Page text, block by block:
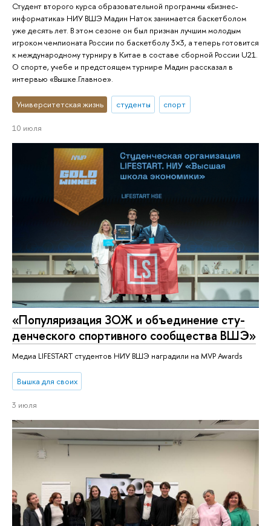
Студент второго курса образовательной программы «Бизнес-
информатика» НИУ ВШЭ Мадин Наток занимается баскетболом
уже десять лет. В этом сезоне он был признан лучшим молодым
игроком чемпионата России по баскетболу 3×3, а теперь готовится
к международному турниру в Китае в составе сборной России U21.
О спорте, учебе и предстоящем турнире Мадин рассказал в
интервью «Вышке.Главное».
Университетская жизнь студенты спорт
10 июля
«По­пу­ля­ри­за­ция ЗОЖ и объединение сту­
ден­че­ско­го спортивного сообщества ВШЭ»
Медиа LIFESTART студентов НИУ ВШЭ наградили на MVP Awards
Вышка для своих
3 июля